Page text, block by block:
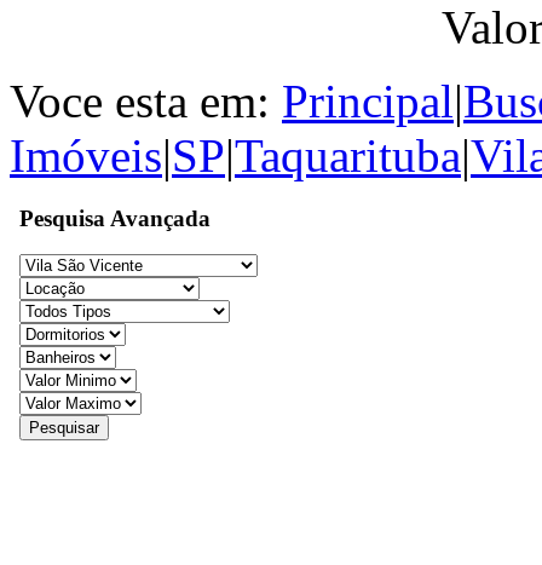
Voce esta em: Principal|
Imóveis|SP|Taquarituba|
Pesquisa Avançada